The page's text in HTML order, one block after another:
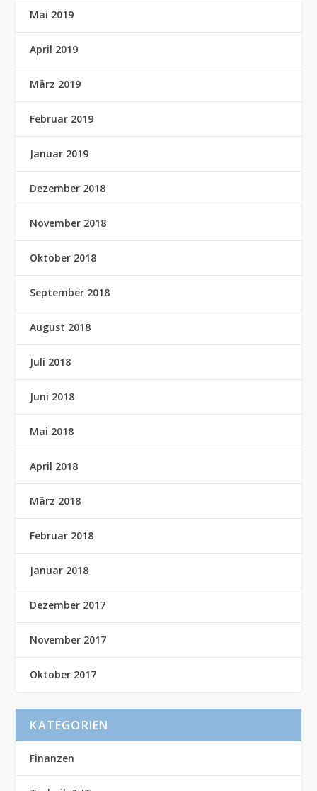
Mai 2019
April 2019
März 2019
Februar 2019
Januar 2019
Dezember 2018
November 2018
Oktober 2018
September 2018
August 2018
Juli 2018
Juni 2018
Mai 2018
April 2018
März 2018
Februar 2018
Januar 2018
Dezember 2017
November 2017
Oktober 2017
KATEGORIEN
Finanzen